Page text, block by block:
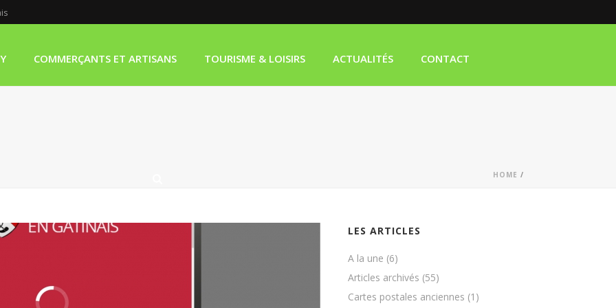
COMMERÇANTS ET ARTISANS TOURISME & LOISIRS ACTUALITÉS CONTACT
HOME /
LES ARTICLES
A la une (6)
Articles archivés (55)
Cartes postales anciennes (1)